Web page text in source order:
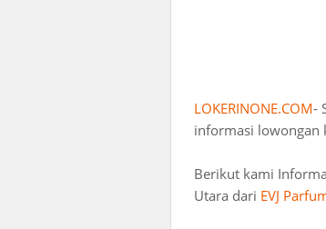
LOKERINONE.COM-
informasi lowongan
Berikut kami
Utara dari EVJ